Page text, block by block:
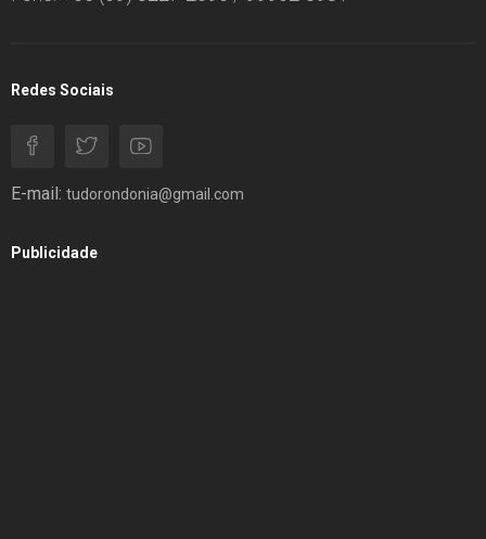
Redes Sociais
E-mail: tudorondonia@gmail.com
Publicidade